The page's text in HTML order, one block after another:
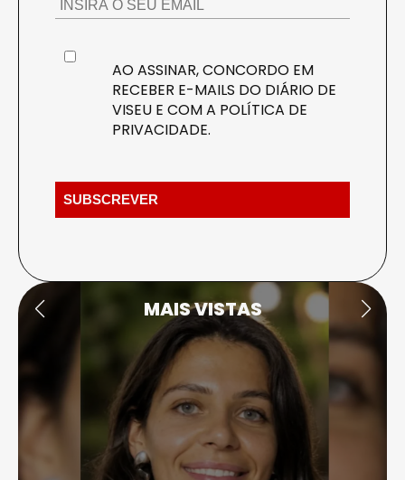
AO ASSINAR, CONCORDO EM
RECEBER E-MAILS DO DIÁRIO DE
VISEU E COM A POLÍTICA DE
PRIVACIDADE.
MAIS VISTAS